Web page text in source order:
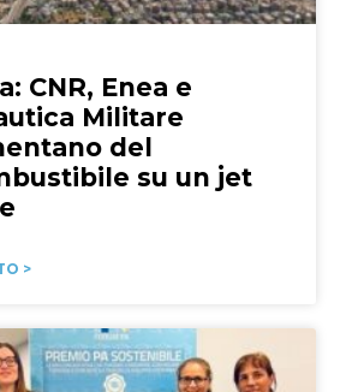
CNR, Enea e
Militare
del
su un jet
>